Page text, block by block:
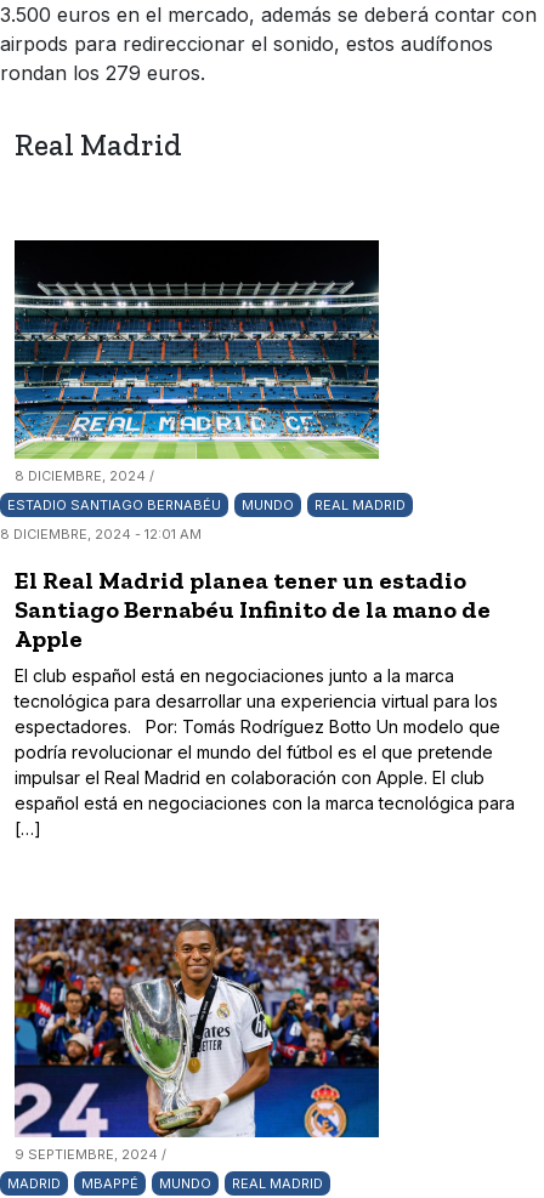
3.500 euros en el mercado, además se deberá contar con
airpods para redireccionar el sonido, estos audífonos
rondan los 279 euros.
Real Madrid
8 DICIEMBRE, 2024 /
ESTADIO SANTIAGO BERNABÉU
MUNDO
REAL MADRID
8 DICIEMBRE, 2024 - 12:01 AM
El Real Madrid planea tener un estadio
Santiago Bernabéu Infinito de la mano de
Apple
El club español está en negociaciones junto a la marca
tecnológica para desarrollar una experiencia virtual para los
espectadores. Por: Tomás Rodríguez Botto Un modelo que
podría revolucionar el mundo del fútbol es el que pretende
impulsar el Real Madrid en colaboración con Apple. El club
español está en negociaciones con la marca tecnológica para
[…]
9 SEPTIEMBRE, 2024 /
MADRID
MBAPPÉ MUNDO
REAL MADRID